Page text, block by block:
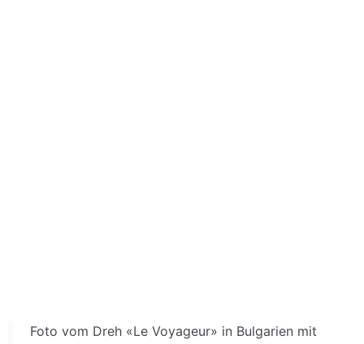
Foto vom Dreh «Le Voyageur» in Bulgarien mit